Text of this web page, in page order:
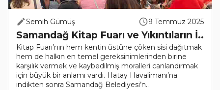
Semih Gümüş 9 Temmuz 2025
Samandağ Kitap Fuarı ve Yıkıntıların İ..
Kitap Fuarı’nın hem kentin üstüne çöken sisi dağıtmak
hem de halkın en temel gereksinimlerinden birine
karşılık vermek ve kaybedilmiş moralleri canlandırmak
için büyük bir anlamı vardı. Hatay Havalimanı’na
indikten sonra Samandağ Belediyesi’n..